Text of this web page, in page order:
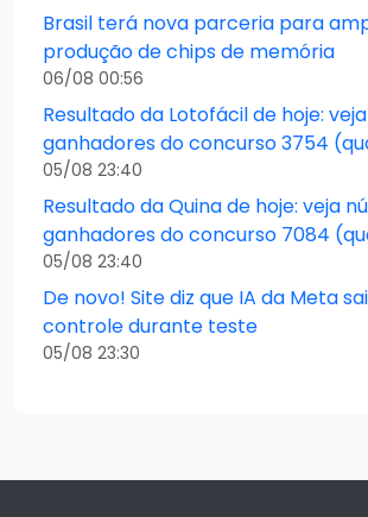
Brasil terá nova parceria para
produção de chips de memória
06/08 00:56
Resultado da Lotofácil de hoje:
ganhadores do concurso 3754
05/08 23:40
Resultado da Quina de hoje: veja
ganhadores do concurso 7084
05/08 23:40
De novo! Site diz que IA da Meta
controle durante teste
05/08 23:30